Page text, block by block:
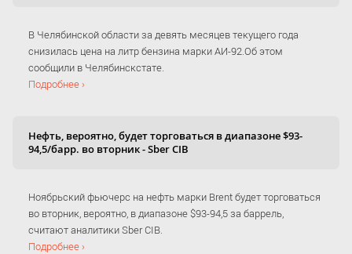
В Челябинской области за девять месяцев текущего года
снизилась цена на литр бензина марки АИ-92.Об этом
сообщили в Челябинскстате.
Подробнее ›
Нефть, вероятно, будет торговаться в диапазоне $93-
94,5/барр. во вторник - Sber CIB
Ноябрьский фьючерс на нефть марки Brent будет торговаться
во вторник, вероятно, в диапазоне $93-94,5 за баррель,
считают аналитики Sber CIB.
Подробнее ›